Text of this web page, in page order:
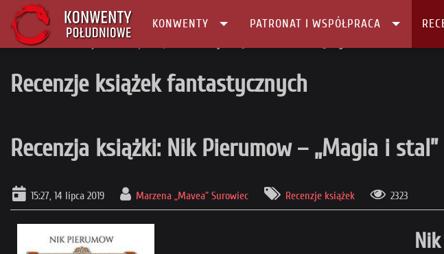
KONWENTY PATRONAT I WSPÓŁPRACA
Główna
Recenzje książek fantastycznych
Recenzja książki: Nik Pierumow – „Magia i stal”
15:27, 14 lipca 2019 Marzena „Mavea” Surowiec Recenzje książek 2323